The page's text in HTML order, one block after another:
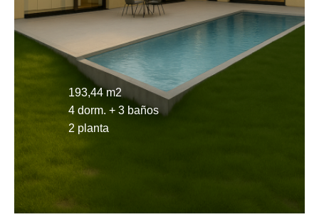
193,44 m2
4 dorm. + 3 baños
2 planta